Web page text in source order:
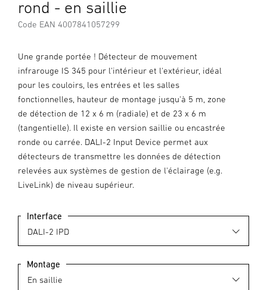
rond - en saillie
Code EAN 4007841057299
Une grande portée ! Détecteur de mouvement
infrarouge IS 345 pour l'intérieur et l'extérieur, idéal
pour les couloirs, les entrées et les salles
fonctionnelles, hauteur de montage jusqu'à 5 m, zone
de détection de 12 x 6 m (radiale) et de 23 x 6 m
(tangentielle). Il existe en version saillie ou encastrée
ronde ou carrée. DALI-2 Input Device permet aux
détecteurs de transmettre les données de détection
relevées aux systèmes de gestion de l'éclairage (e.g.
LiveLink) de niveau supérieur.
Interface
Montage